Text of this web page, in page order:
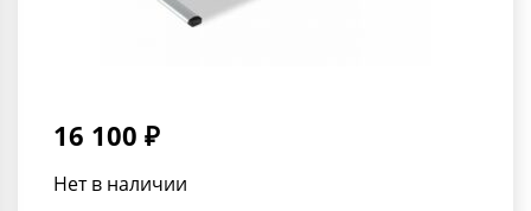
16 100 ₽
Нет в наличии